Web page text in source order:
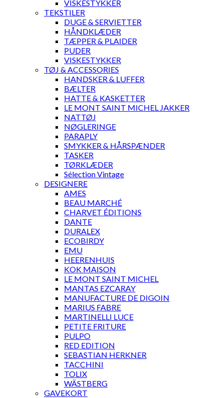
VISKESTYKKER
TEKSTILER
DUGE & SERVIETTER
HÅNDKLÆDER
TÆPPER & PLAIDER
PUDER
VISKESTYKKER
TØJ & ACCESSORIES
HANDSKER & LUFFER
BÆLTER
HATTE & KASKETTER
LE MONT SAINT MICHEL JAKKER
NATTØJ
NØGLERINGE
PARAPLY
SMYKKER & HÅRSPÆNDER
TASKER
TØRKLÆDER
Sélection Vintage
DESIGNERE
AMES
BEAU MARCHÉ
CHARVET ÉDITIONS
DANTE
DURALEX
ECOBIRDY
EMU
HEERENHUIS
KOK MAISON
LE MONT SAINT MICHEL
MANTAS EZCARAY
MANUFACTURE DE DIGOIN
MARIUS FABRE
MARTINELLI LUCE
PETITE FRITURE
PULPO
RED EDITION
SEBASTIAN HERKNER
TACCHINI
TOLIX
WÄSTBERG
GAVEKORT